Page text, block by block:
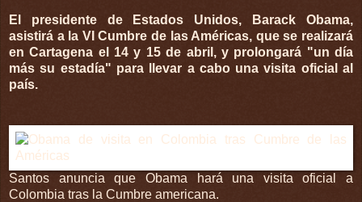
El presidente de Estados Unidos, Barack Obama,
asistirá a la VI Cumbre de las Américas, que se realizará
en Cartagena el 14 y 15 de abril, y prolongará "un día
más su estadía" para llevar a cabo una visita oficial al
país.
Santos anuncia que Obama hará una visita oficial a
Colombia tras la Cumbre americana.